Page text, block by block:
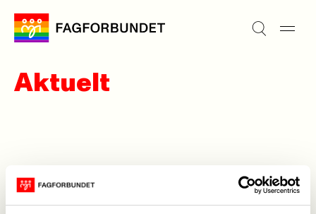
Aktuelt
<-Forrige
1 2->Neste